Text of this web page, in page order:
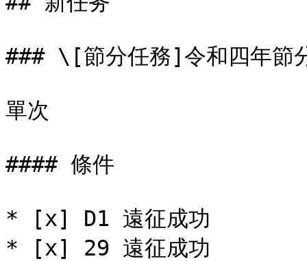
### \[節分任務]令和四年節
單次
#### 條件
* [x] D1 遠征成功
* [x] 29 遠征成功